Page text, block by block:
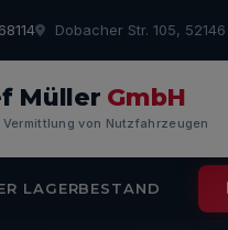
Dobacher Str. 105,
Müller GmbH
Vermittlung von Nutzfahrzeugen
LAGERBESTAND